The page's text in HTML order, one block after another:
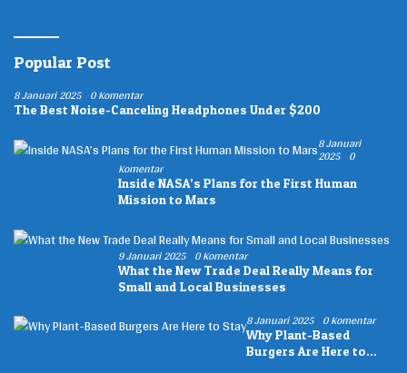
Popular Post
8 Januari 2025 0 Komentar
The Best Noise-Canceling Headphones Under $200
8 Januari
2025 0
Komentar
Inside NASA’s Plans for the First Human
Mission to Mars
9 Januari 2025 0 Komentar
What the New Trade Deal Really Means for
Small and Local Businesses
8 Januari 2025 0 Komentar
Why Plant-Based
Burgers Are Here to